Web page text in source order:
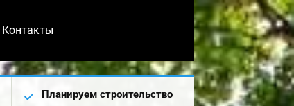
Контакты
Планируем строительство